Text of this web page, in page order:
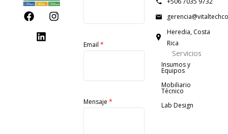
F
a
I
n
L
n
k Email *
Mensaje *
Heredia, Costa
Rica
Servicios
Insumos y
Equipos
Mobiliario
Técnico
Lab Design